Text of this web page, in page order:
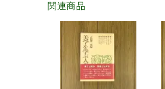
関連商品